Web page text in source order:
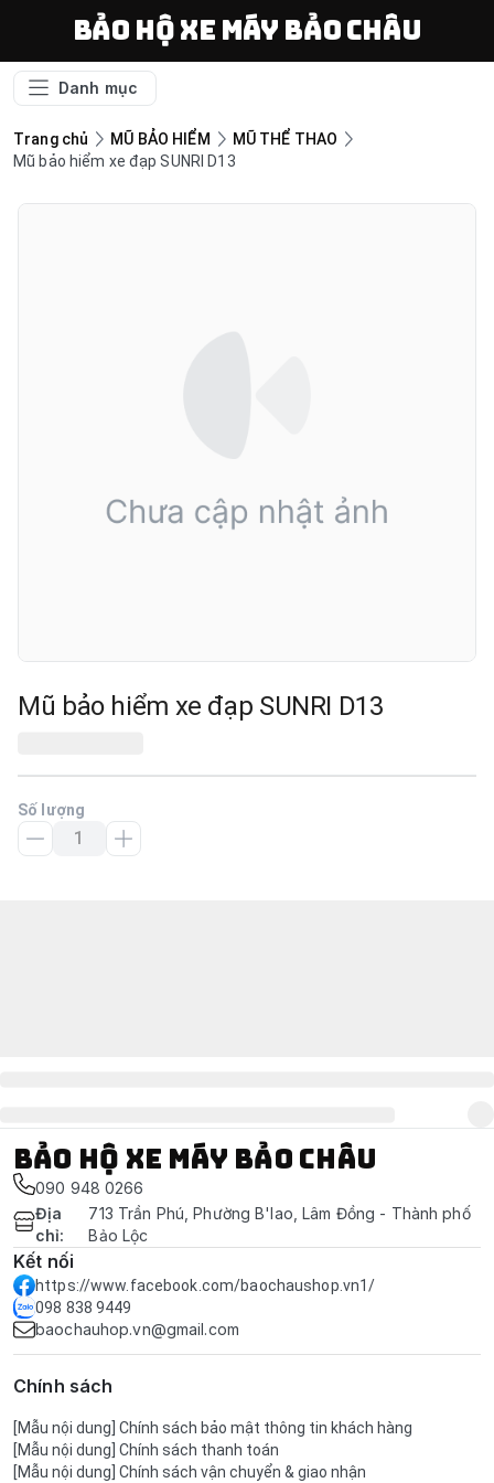
Bảo Hộ Xe Máy Bảo Châu
Danh mục
Trang chủ MŨ BẢO HIỂM
MŨ THỂ THAO
Mũ bảo hiểm xe đạp SUNRI D13
Mũ bảo hiểm xe đạp SUNRI D13
Số lượng
Bảo Hộ Xe Máy Bảo Châu
090 948 0266
Địa
chỉ:
713 Trần Phú, Phường B'lao, Lâm Đồng - Thành phố
Bảo Lộc
Kết nối
https://www.facebook.com/baochaushop.vn1/
098 838 9449
baochauhop.vn@gmail.com
Chính sách
[Mẫu nội dung] Chính sách bảo mật thông tin khách hàng
[Mẫu nội dung] Chính sách thanh toán
[Mẫu nội dung] Chính sách vận chuyển & giao nhận